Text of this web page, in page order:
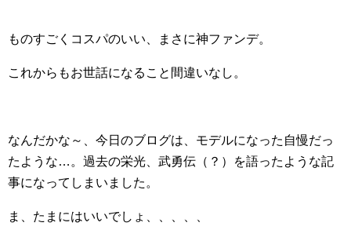
ものすごくコスパのいい、まさに神ファンデ。
これからもお世話になること間違いなし。
なんだかな～、今日のブログは、モデルになった自慢だっ
たような…。過去の栄光、武勇伝（？）を語ったような記
事になってしまいました。
ま、たまにはいいでしょ、、、、、